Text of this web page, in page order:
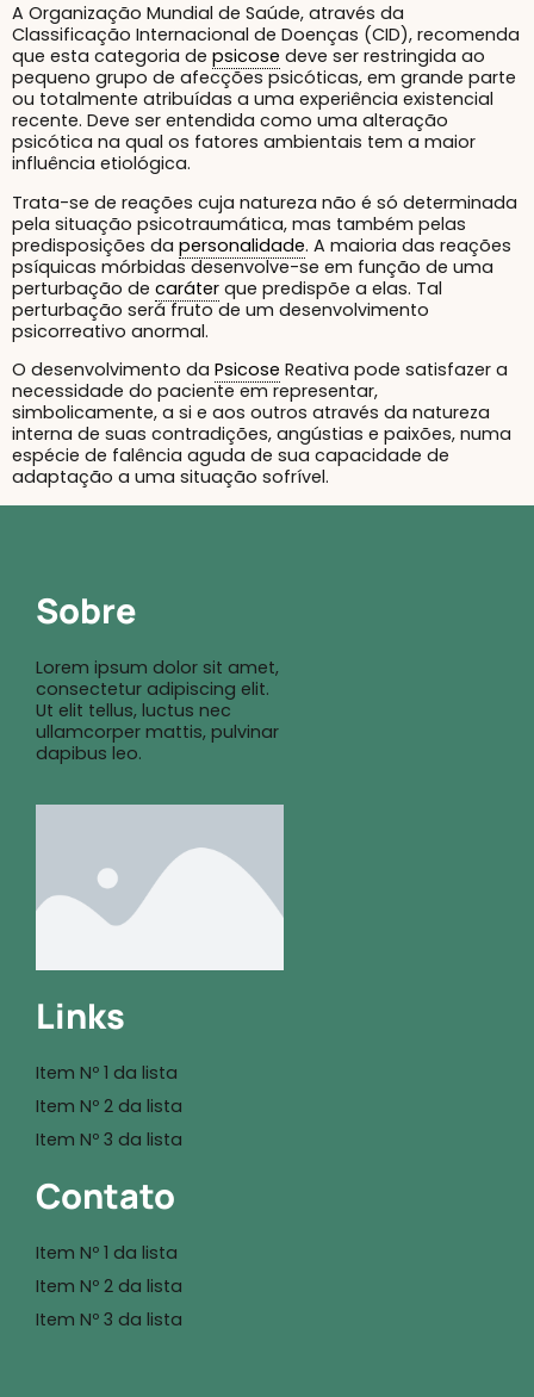
A Organização Mundial de Saúde, através da
Classificação Internacional de Doenças (CID), recomenda
que esta categoria de psicose deve ser restringida ao
pequeno grupo de afecções psicóticas, em grande parte
ou totalmente atribuídas a uma experiência existencial
recente. Deve ser entendida como uma alteração
psicótica na qual os fatores ambientais tem a maior
influência etiológica.
Trata-se de reações cuja natureza não é só determinada
pela situação psicotraumática, mas também pelas
predisposições da personalidade. A maioria das reações
psíquicas mórbidas desenvolve-se em função de uma
perturbação de caráter que predispõe a elas. Tal
perturbação será fruto de um desenvolvimento
psicorreativo anormal.
O desenvolvimento da Psicose Reativa pode satisfazer a
necessidade do paciente em representar,
simbolicamente, a si e aos outros através da natureza
interna de suas contradições, angústias e paixões, numa
espécie de falência aguda de sua capacidade de
adaptação a uma situação sofrível.
Sobre
Lorem ipsum dolor sit amet,
consectetur adipiscing elit.
Ut elit tellus, luctus nec
ullamcorper mattis, pulvinar
dapibus leo.
Links
Item Nº 1 da lista
Item Nº 2 da lista
Item Nº 3 da lista
Contato
Item Nº 1 da lista
Item Nº 2 da lista
Item Nº 3 da lista